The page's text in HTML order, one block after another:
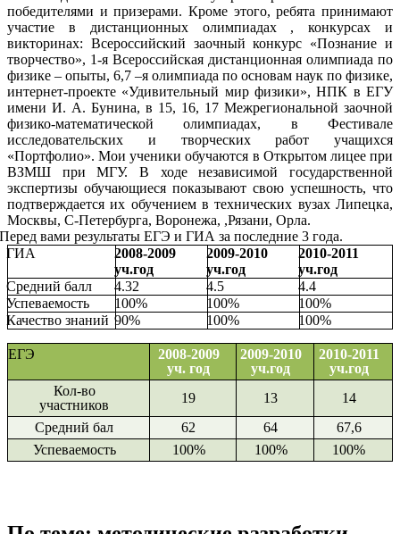
победителями и призерами. Кроме этого, ребята принимают
участие в дистанционных олимпиадах , конкурсах и
викторинах: Всероссийский заочный конкурс «Познание и
творчество», 1-я Всероссийская дистанционная олимпиада по
физике – опыты, 6,7 –я олимпиада по основам наук по физике,
интернет-проекте «Удивительный мир физики», НПК в ЕГУ
имени И. А. Бунина, в 15, 16, 17 Межрегиональной заочной
физико-математической олимпиадах, в Фестивале
исследовательских и творческих работ учащихся
«Портфолио». Мои ученики обучаются в Открытом лицее при
ВЗМШ при МГУ. В ходе независимой государственной
экспертизы обучающиеся показывают свою успешность, что
подтверждается их обучением в технических вузах Липецка,
Москвы, С-Петербурга, Воронежа, ,Рязани, Орла.
вами результаты ЕГЭ и ГИА за последние 3 года.
ГИА
2008-2009
уч.год
2009-2010
уч.год
2010-2011
уч.год
Средний балл
4.32 4.5
4.4
Успеваемость
100% 100%
100%
Качество знаний 90% 100% 100%
ЕГЭ
2008-2009
уч. год
2009-2010
уч.год
2010-2011
уч.год
Кол-во
участников
19 13
14
Средний бал
62 64
67,6
Успеваемость
100% 100% 100%